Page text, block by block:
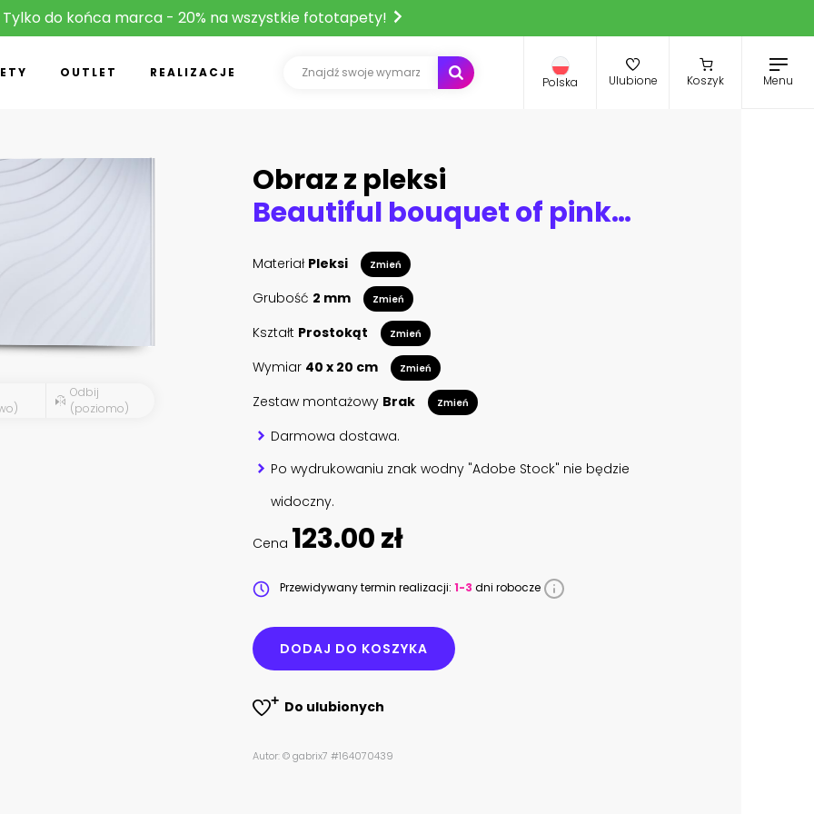
Tylko do końca marca - 20% na wszystkie fototapety!
OUTLET REALIZACJE
Polska Ulubione Koszyk Menu
Odbij
(poziomo)
Obraz z pleksi
Beautiful bouquet of pink roses, flowers on a dark background, soft and romantic vintage filter, looking like an old painting
Materiał Pleksi Zmień
Grubość 2 mm Zmień
Kształt Prostokąt Zmień
Wymiar 40 x 20 cm Zmień
Zestaw montażowy Brak Zmień
Darmowa dostawa.
Po wydrukowaniu znak wodny "Adobe Stock" nie będzie
widoczny.
Cena 123.00 zł
Przewidywany termin realizacji: 1-3 dni robocze
DODAJ DO KOSZYKA
Do ulubionych
Autor: © gabrix7 #164070439